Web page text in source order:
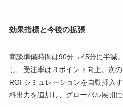
効果指標と今後の拡張
商談準備時間は90分→45分に半減
し、受注率は３ポイント向上。次
ROI シミュレーションを自動挿入
料出力を追加し、グローバル展開